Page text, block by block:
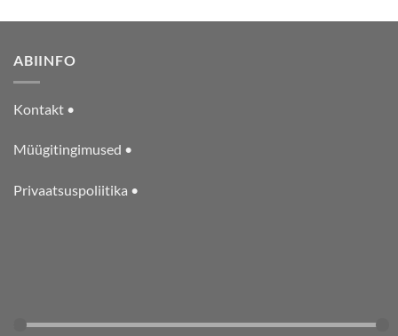
ABIINFO
Kontakt •
Müügitingimused •
Privaatsuspoliitika •